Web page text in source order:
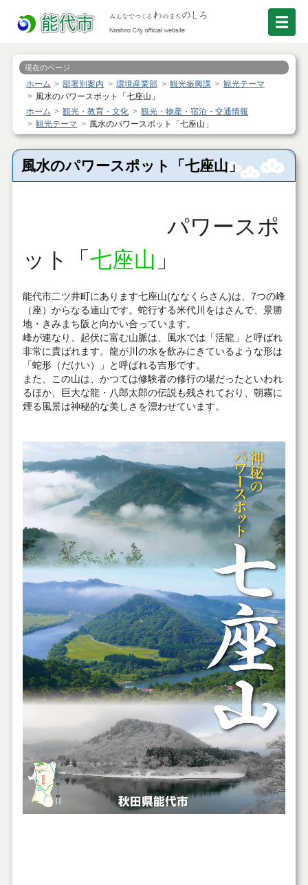
現在のページ
ホーム 部署別案内 環境産業部 観光振興課
観光テーマ
風水のパワースポット「七座山」
ホーム
観光・教育・文化
観光・物産・宿泊・交通情報
観光テーマ
風水のパワースポット「七座山」
風水のパワースポット「七座山」
パワースポ
ット「 七座山 」
能代市二ツ井町にあります七座山(ななくらさん)は、7つの峰
（座）からなる連山です。蛇行する米代川をはさんで、景勝
地・きみまち阪と向かい合っています。
峰が連なり、起伏に富む山脈は、風水では「活龍」と呼ばれ
非常に貴ばれます。龍が川の水を飲みにきているような形は
「蛇形（だけい）」と呼ばれる吉形です。
また、この山は、かつては修験者の修行の場だったといわれ
るほか、巨大な龍・八郎太郎の伝説も残されており、朝霧に
煙る風景は神秘的な美しさを漂わせています。